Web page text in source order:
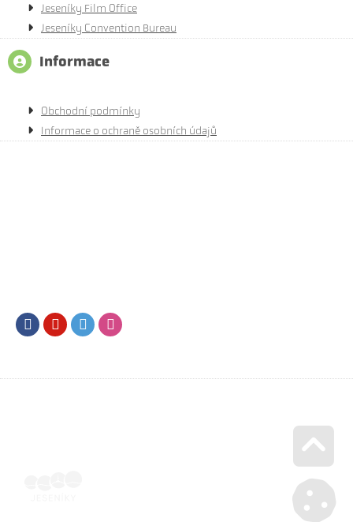
Jeseníky Film Office
Jeseníky Convention Bureau
Informace
Obchodní podmínky
Informace o ochraně osobních údajů
FacebookYoutubeTwitter
Go